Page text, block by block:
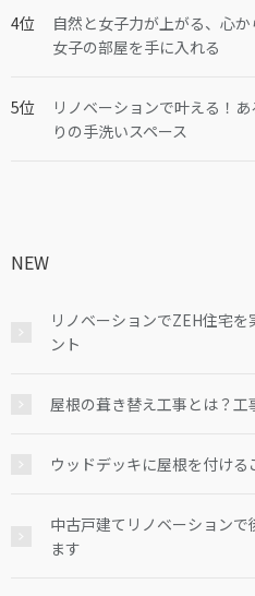
自然と女子力が上がる、心
女子の部屋を手に入れる
リノベーションで叶える！
りの手洗いスペース
NEW
リノベーションでZEH住宅
ント
屋根の葺き替え工事とは？
ウッドデッキに屋根を付け
中古戸建てリノベーション
ます